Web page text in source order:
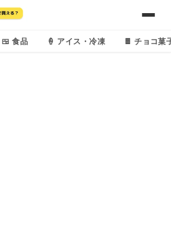
🍱 食品 🍦 アイス・冷凍 🍫 チョコ菓